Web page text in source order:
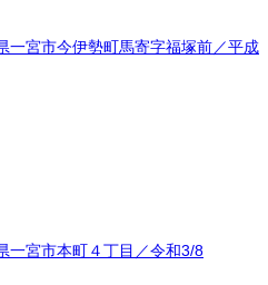
宮市今伊勢町馬寄字福塚前／平成
宮市本町４丁目／令和3/8